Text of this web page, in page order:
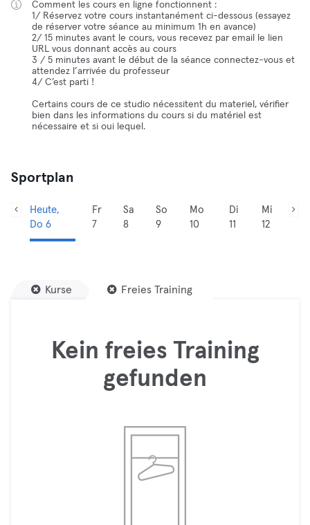
Comment les cours en ligne fonctionnent :
1/ Réservez votre cours instantanément ci-dessous (essayez
de réserver votre séance au minimum 1h en avance)
2/ 15 minutes avant le cours, vous recevez par email le lien
URL vous donnant accès au cours
3 / 5 minutes avant le début de la séance connectez-vous et
attendez l’arrivée du professeur
4/ C’est parti !
Certains cours de ce studio nécessitent du materiel, vérifier
bien dans les informations du cours si du matériel est
nécessaire et si oui lequel.
Sportplan
Heute,
Do 6
Fr
7
Sa
8
So
9
Mo
10
Di
11
Mi
12
Kurse Freies Training
Kein freies Training
gefunden